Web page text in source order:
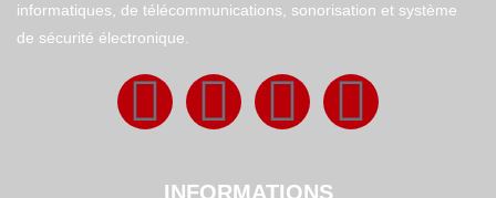
informatiques, de télécommunications, sonorisation et système
de sécurité électronique.
INFORMATIONS